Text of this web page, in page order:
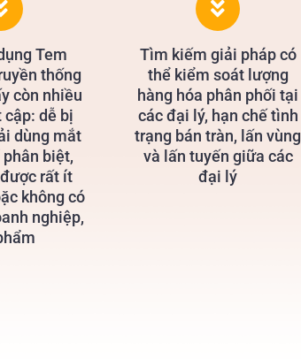
Tem
thống
còn nhiều
cập: dễ bị
dùng mắt
biệt,
rất ít
không có
nghiệp,
Tìm kiếm giải pháp có
thể kiểm soát lượng
hàng hóa phân phối tại
các đại lý, hạn chế tình
trạng bán tràn, lấn vùng
và lấn tuyến giữa các
đại lý